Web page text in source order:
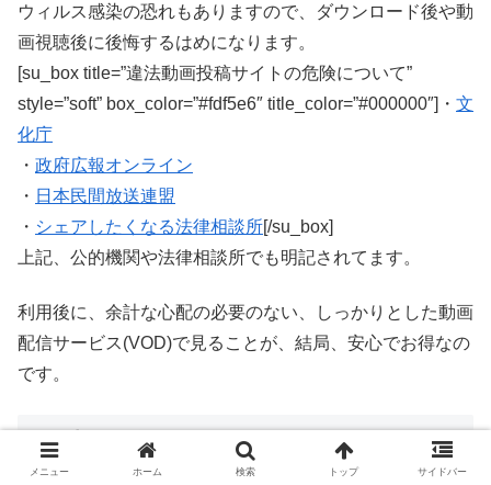
ウィルス感染の恐れもありますので、ダウンロード後や動
画視聴後に後悔するはめになります。
[su_box title=”違法動画投稿サイトの危険について”
style=”soft” box_color=”#fdf5e6″ title_color=”#000000″]・ 文
化庁
・ 政府広報オンライン
・ 日本民間放送連盟
・ シェアしたくなる法律相談所[/su_box]
上記、公的機関や法律相談所でも明記されてます。
利用後に、余計な心配の必要のない、しっかりとした動画
配信サービス(VOD)で見ることが、結局、安心でお得なの
です。
８.映画・海外ドラマにおすすめの動画配
信サービス人気ランキング【ベスト5】
メニュー ホーム 検索 トップ サイドバー